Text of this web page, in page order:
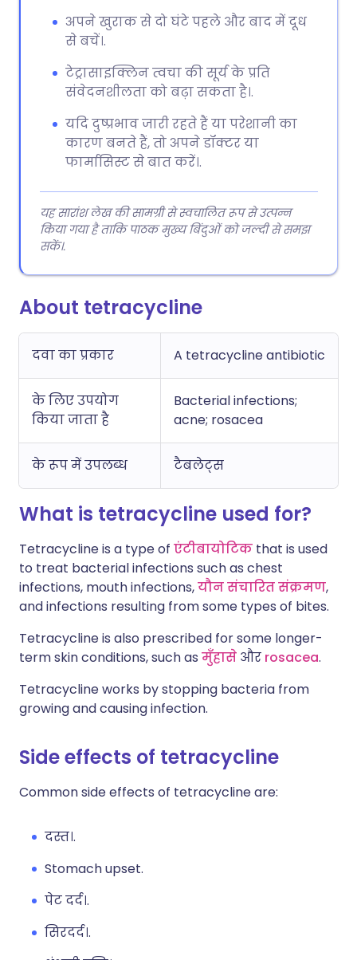
अपने खुराक से दो घंटे पहले और बाद में दूध
से बचें।.
टेट्रासाइक्लिन त्वचा की सूर्य के प्रति
संवेदनशीलता को बढ़ा सकता है।.
यदि दुष्प्रभाव जारी रहते हैं या परेशानी का
कारण बनते हैं, तो अपने डॉक्टर या
फार्मासिस्ट से बात करें।.
यह सारांश लेख की सामग्री से स्वचालित रूप से उत्पन्न
किया गया है ताकि पाठक मुख्य बिंदुओं को जल्दी से समझ
सकें।.
About tetracycline
दवा का प्रकार A tetracycline antibiotic
के लिए उपयोग
किया जाता है
Bacterial infections;
acne; rosacea
के रूप में उपलब्ध टैबलेट्स
What is tetracycline used for?
Tetracycline is a type of एंटीबायोटिक that is used
to treat bacterial infections such as chest
infections, mouth infections,यौन संचारित संक्रमण,
and infections resulting from some types of bites.
Tetracycline is also prescribed for some longer-
term skin conditions, such as मुँहासे और rosacea.
Tetracycline works by stopping bacteria from
growing and causing infection.
Side effects of tetracycline
Common side effects of tetracycline are:
दस्त।.
Stomach upset.
पेट दर्द।.
सिरदर्द।.